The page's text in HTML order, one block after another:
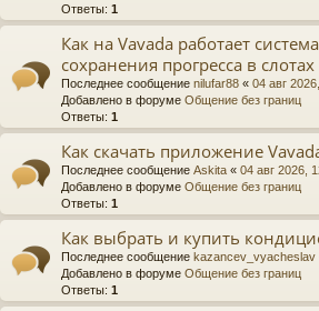
Ответы: 1
Как на Vavada работает
сохранения прогресса в слотах
Последнее сообщение nilufar88 « 04 авг
Добавлено в форуме Общение без границ
Ответы: 1
Как скачать приложение
Последнее сообщение Askita « 04 авг 2026,
Добавлено в форуме Общение без границ
Ответы: 1
Как выбрать и купить
Последнее сообщение kazancev_vyacheslav
Добавлено в форуме Общение без границ
Ответы: 1